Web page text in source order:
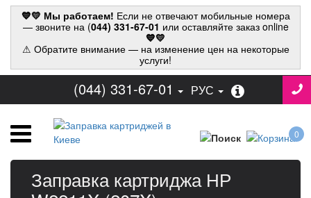
💙💛 Мы работаем! Если не отвечают мобильные номера
— звоните на (044) 331-67-01 или оставляйте заказ online
💙💛
⚠ Обратите внимание — на изменение цен на некоторые
услуги!
(044) 331-67-01 РУС
0
Заправка картриджа НР